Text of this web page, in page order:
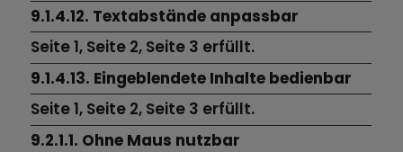
9.1.4.12. Textabstände anpassbar
Seite 1, Seite 2, Seite 3 erfüllt.
9.1.4.13. Eingeblendete Inhalte bedienbar
Seite 1, Seite 2, Seite 3 erfüllt.
9.2.1.1. Ohne Maus nutzbar